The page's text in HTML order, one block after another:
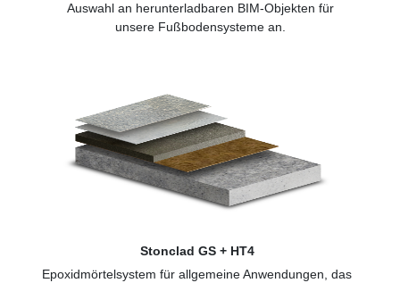
Auswahl an herunterladbaren BIM-Objekten für
unsere Fußbodensysteme an.
Stonclad GS + HT4
Epoxidmörtelsystem für allgemeine Anwendungen, das